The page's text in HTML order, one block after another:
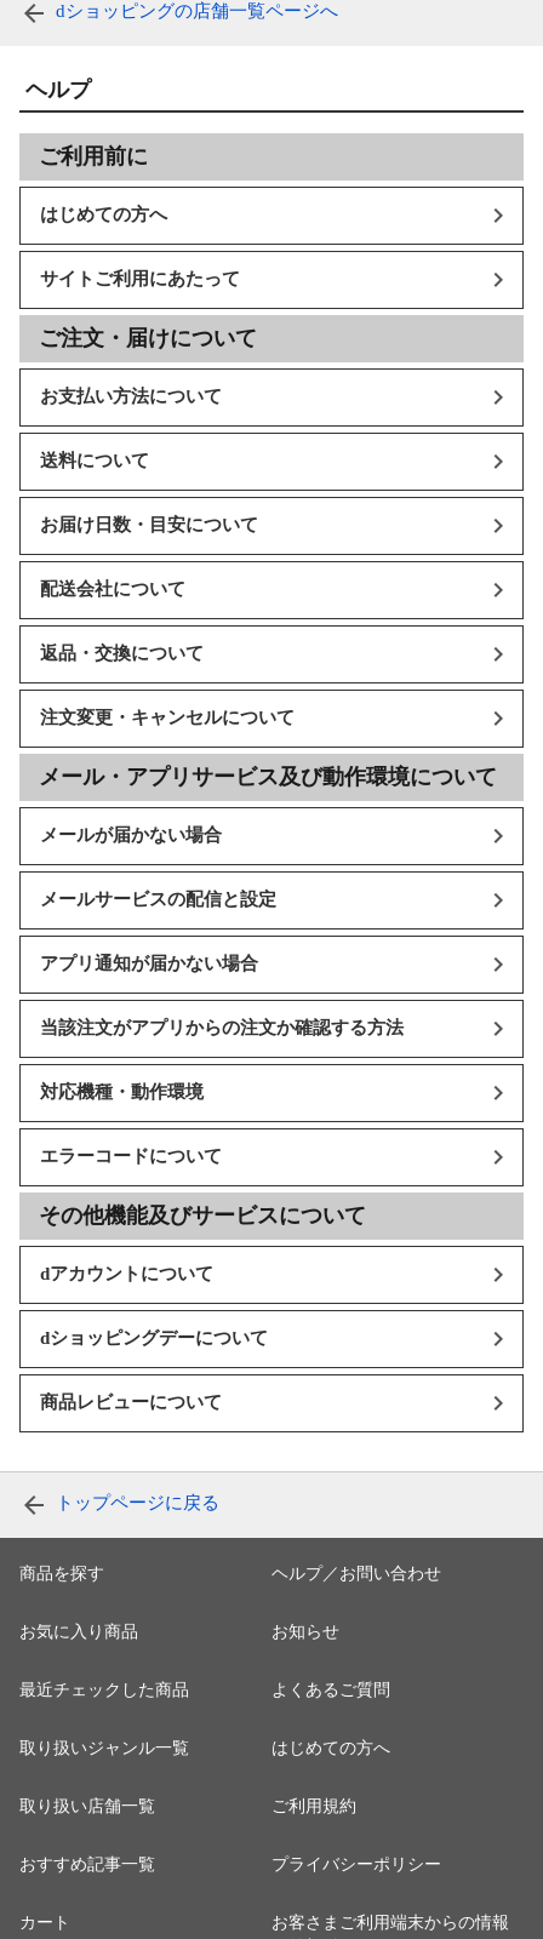
dショッピングの店舗一覧ページへ
ヘルプ
ご利用前に
はじめての方へ
サイトご利用にあたって
ご注文・届けについて
お支払い方法について
送料について
お届け日数・目安について
配送会社について
返品・交換について
注文変更・キャンセルについて
メール・アプリサービス及び動作環境について
メールが届かない場合
メールサービスの配信と設定
アプリ通知が届かない場合
当該注文がアプリからの注文か確認する方法
対応機種・動作環境
エラーコードについて
その他機能及びサービスについて
dアカウントについて
dショッピングデーについて
商品レビューについて
トップページに戻る
商品を探す
お気に入り商品
最近チェックした商品
取り扱いジャンル一覧
取り扱い店舗一覧
おすすめ記事一覧
カート
ヘルプ／お問い合わせ
お知らせ
よくあるご質問
はじめての方へ
ご利用規約
プライバシーポリシー
お客さまご利用端末からの情報